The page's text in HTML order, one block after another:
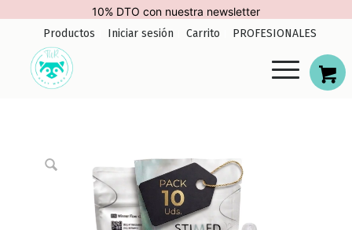
10% DTO con nuestra newsletter
Productos
Iniciar sesión Carrito PROFESIONALES